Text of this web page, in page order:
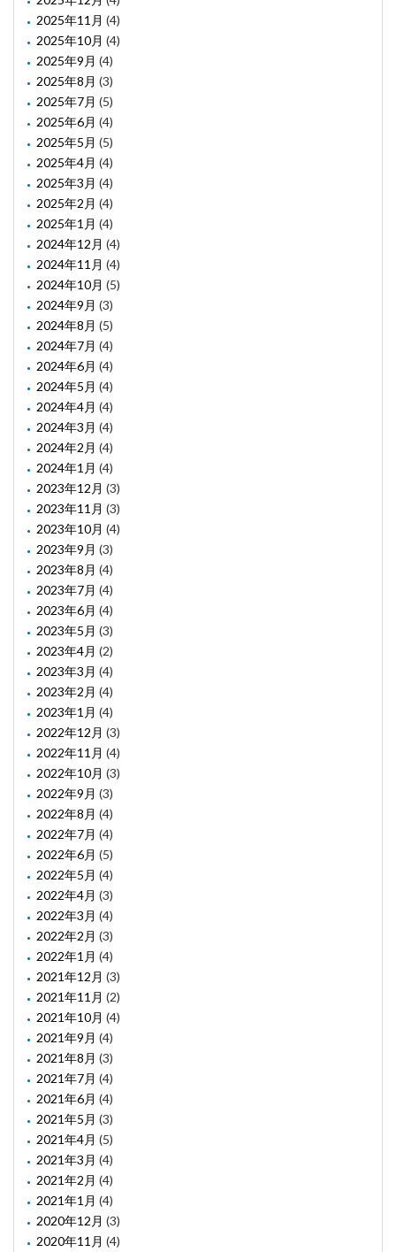
2025年11月 (4)
2025年10月 (4)
2025年9月 (4)
2025年8月 (3)
2025年7月 (5)
2025年6月 (4)
2025年5月 (5)
2025年4月 (4)
2025年3月 (4)
2025年2月 (4)
2025年1月 (4)
2024年12月 (4)
2024年11月 (4)
2024年10月 (5)
2024年9月 (3)
2024年8月 (5)
2024年7月 (4)
2024年6月 (4)
2024年5月 (4)
2024年4月 (4)
2024年3月 (4)
2024年2月 (4)
2024年1月 (4)
2023年12月 (3)
2023年11月 (3)
2023年10月 (4)
2023年9月 (3)
2023年8月 (4)
2023年7月 (4)
2023年6月 (4)
2023年5月 (3)
2023年4月 (2)
2023年3月 (4)
2023年2月 (4)
2023年1月 (4)
2022年12月 (3)
2022年11月 (4)
2022年10月 (3)
2022年9月 (3)
2022年8月 (4)
2022年7月 (4)
2022年6月 (5)
2022年5月 (4)
2022年4月 (3)
2022年3月 (4)
2022年2月 (3)
2022年1月 (4)
2021年12月 (3)
2021年11月 (2)
2021年10月 (4)
2021年9月 (4)
2021年8月 (3)
2021年7月 (4)
2021年6月 (4)
2021年5月 (3)
2021年4月 (5)
2021年3月 (4)
2021年2月 (4)
2021年1月 (4)
2020年12月 (3)
2020年11月 (4)